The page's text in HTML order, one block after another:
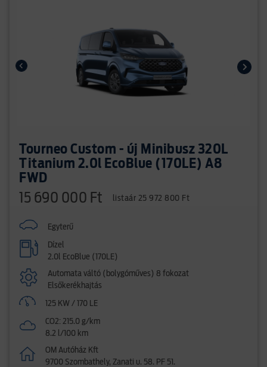
Tourneo Custom - új Minibusz 320L
Titanium 2.0l EcoBlue (170LE) A8
FWD
15 690 000 Ft listaár 25 972 800 Ft
Egyterű
Dízel
2.0l EcoBlue (170LE)
Automata váltó (bolygóműves) 8 fokozat
Elsőkerékhajtás
125 KW / 170 LE
CO2: 215.0 g/km
8.2 l/100 km
OM Autóház Kft
9700 Szombathely, Zanati u. 58. PF 51.